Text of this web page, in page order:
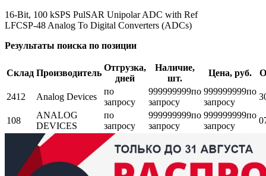
16-Bit, 100 kSPS PulSAR Unipolar ADC with Ref
LFCSP-48 Analog To Digital Converters (ADCs)
Результаты поиска по позиции
Склад Производитель
Отгрузка,
дней
Наличие,
шт.
Цена, руб.
2412 Analog Devices
по
запросу
999999999по
запросу
999999999по
запросу
108
ANALOG
DEVICES
по
запросу
999999999по
запросу
999999999по
запросу